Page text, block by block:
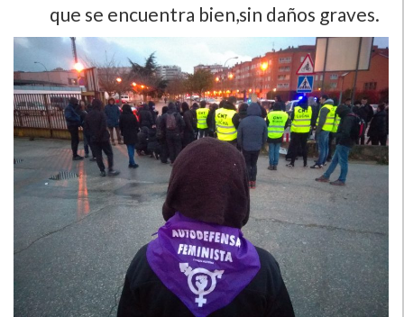
que se encuentra bien,sin daños graves.